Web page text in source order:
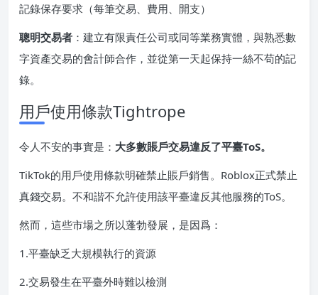
記錄保存要求（每筆交易、費用、開支）
聰明交易者 ：建立有限責任公司或同等業務實體，與熟悉數
字資產交易的會計師合作，並從第一天起保持一絲不苟的記
錄。
用戶使用條款Tightrope
令人不安的事實是： 大多數賬戶交易違反了平臺ToS。
TikTok的用戶使用條款明確禁止賬戶銷售。Roblox正式禁止
真錢交易。不和諧不允許使用該平臺違反其他服務的ToS。
然而，這些市場之所以蓬勃發展，是因爲：
1.平臺缺乏大規模執行的資源
2.交易發生在平臺外時難以檢測